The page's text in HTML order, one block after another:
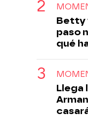
Betty
paso
qué
Llega